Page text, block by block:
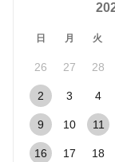
日 月 火
26 27 28
2 3 4
9 10 11
16 17 18